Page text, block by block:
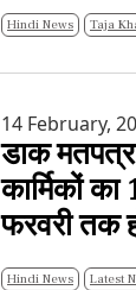
Hindi News Taja
14 February,
डाक
कार्मिकों
फरवरी तक
Hindi News Latest